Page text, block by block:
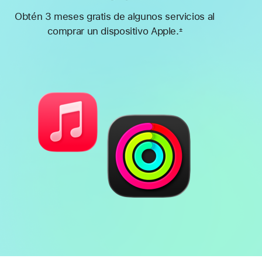
Obtén 3 meses gratis de algunos servicios al
comprar un dispositivo Apple.±